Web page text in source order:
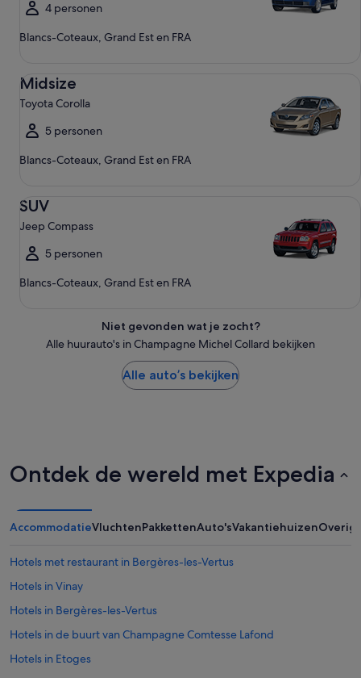
4 personen
Blancs-Coteaux, Grand Est en FRA
Midsize
Toyota Corolla
5 personen
Blancs-Coteaux, Grand Est en FRA
SUV
Jeep Compass
5 personen
Blancs-Coteaux, Grand Est en FRA
Niet gevonden wat je zocht?
Alle huurauto's in Champagne Michel Collard bekijken
Alle auto’s bekijken
Ontdek de wereld met Expedia
AccommodatieVluchtenPakkettenAuto'sVakantiehuizenOverig
Hotels met restaurant in Bergères-les-Vertus
Hotels in Vinay
Hotels in Bergères-les-Vertus
Hotels in de buurt van Champagne Comtesse Lafond
Hotels in Etoges